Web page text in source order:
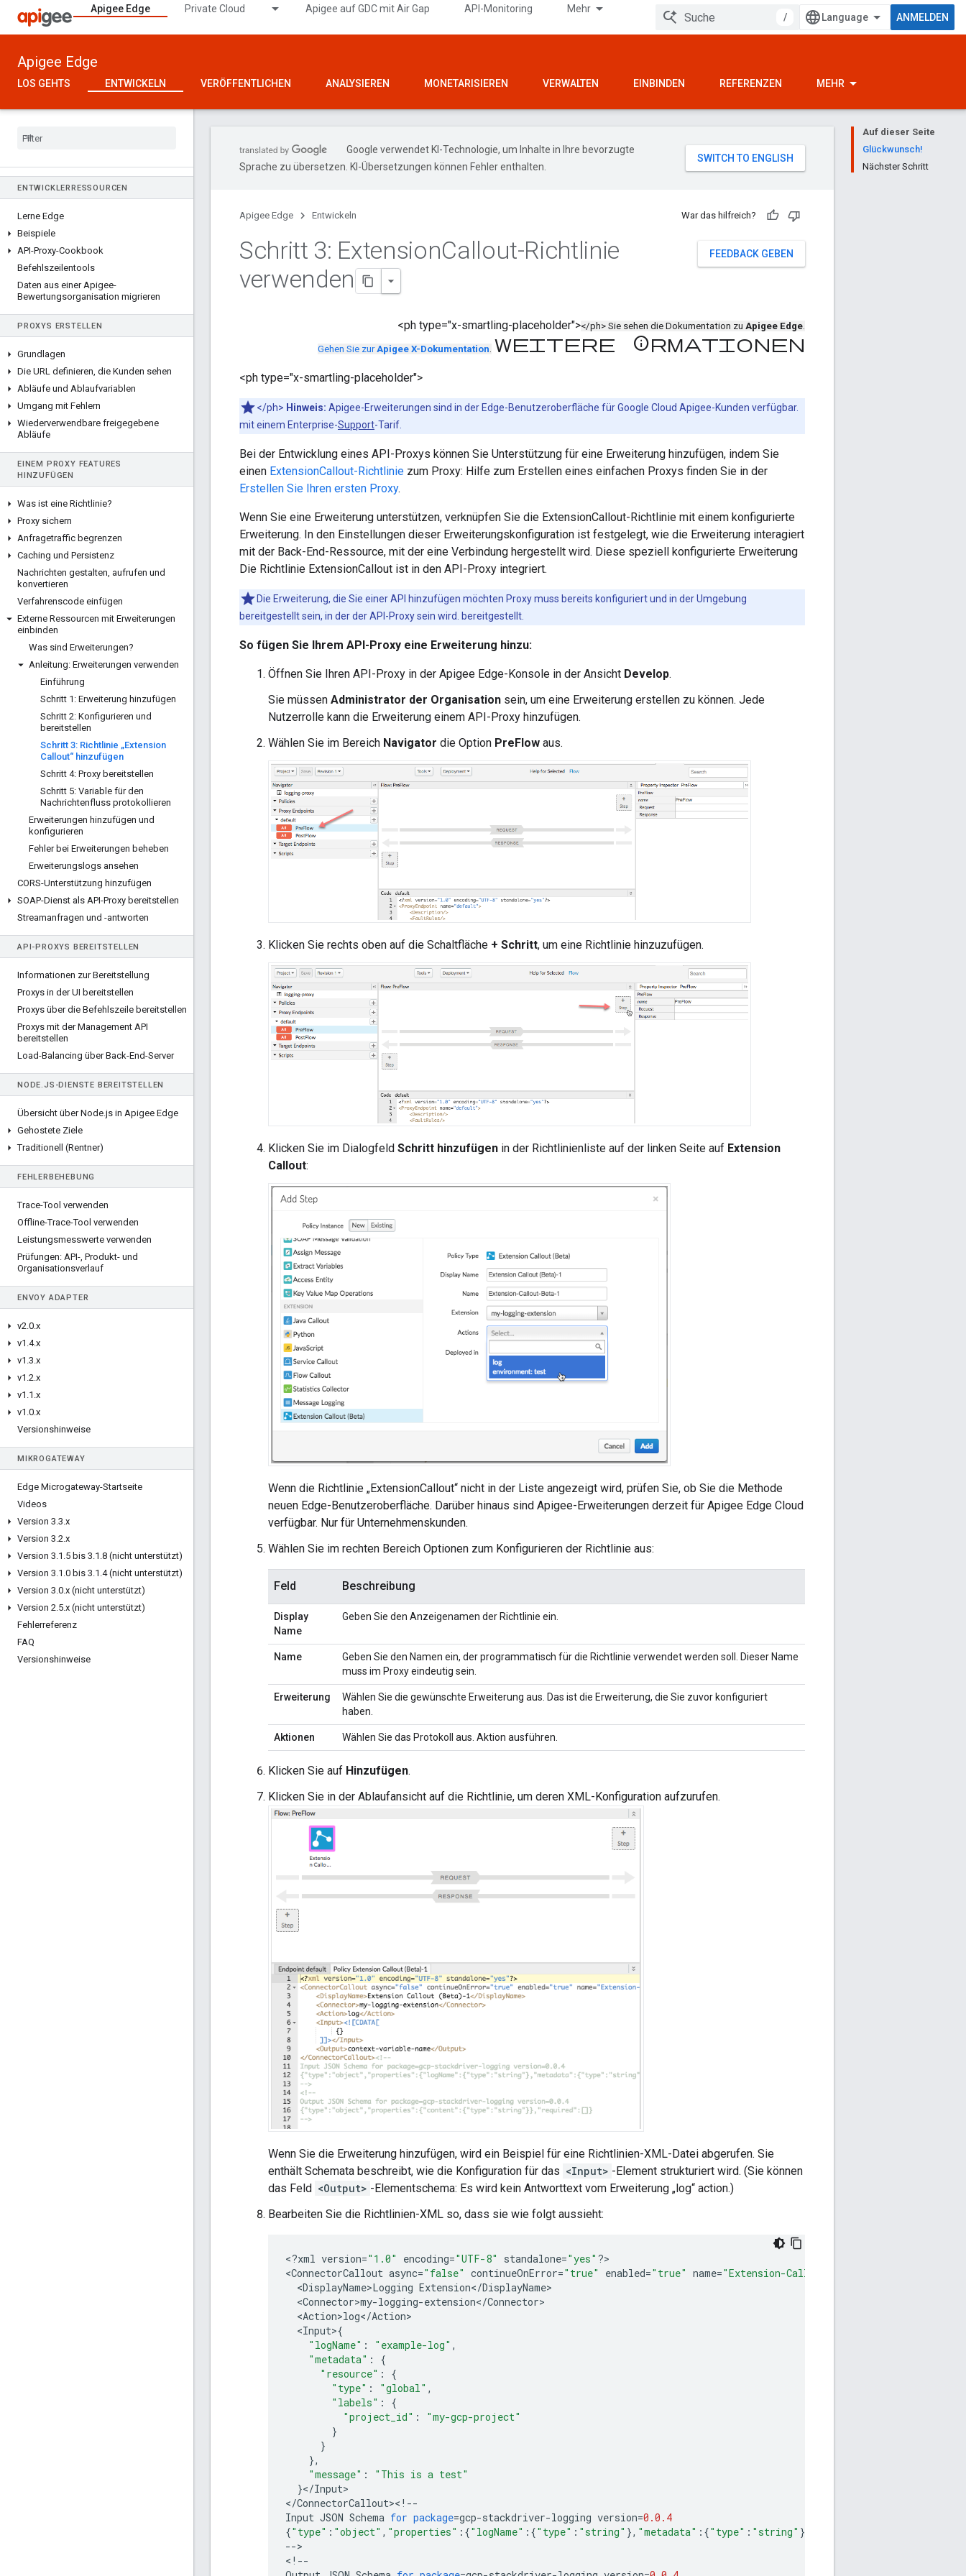
Apigee Edge Private Cloud Apigee auf GDC mit Air Gap API-Monitoring Mehr
/ ANMELDEN
Apigee Edge
LOS GEHTS ENTWICKELN VERÖFFENTLICHEN ANALYSIEREN MONETARISIEREN VERWALTEN EINBINDEN REFERENZEN MEHR
ENTWICKLERRESSOURCEN
Lerne Edge
Beispiele
API-Proxy-Cookbook
Befehlszeilentools
Daten aus einer Apigee-
Bewertungsorganisation migrieren
PROXYS ERSTELLEN
Grundlagen
Die URL definieren, die Kunden sehen
Abläufe und Ablaufvariablen
Umgang mit Fehlern
Wiederverwendbare freigegebene
Abläufe
EINEM PROXY FEATURES
HINZUFÜGEN
Was ist eine Richtlinie?
Proxy sichern
Anfragetraffic begrenzen
Caching und Persistenz
Nachrichten gestalten, aufrufen und
konvertieren
Verfahrenscode einfügen
Externe Ressourcen mit Erweiterungen
einbinden
Was sind Erweiterungen?
Anleitung: Erweiterungen verwenden
Einführung
Schritt 1: Erweiterung hinzufügen
Schritt 2: Konfigurieren und
bereitstellen
Schritt 3: Richtlinie „Extension
Callout“ hinzufügen
Schritt 4: Proxy bereitstellen
Schritt 5: Variable für den
Nachrichtenfluss protokollieren
Erweiterungen hinzufügen und
konfigurieren
Fehler bei Erweiterungen beheben
Erweiterungslogs ansehen
CORS-Unterstützung hinzufügen
SOAP-Dienst als API-Proxy bereitstellen
Streamanfragen und -antworten
API-PROXYS BEREITSTELLEN
Informationen zur Bereitstellung
Proxys in der UI bereitstellen
Proxys über die Befehlszeile bereitstellen
Proxys mit der Management API
bereitstellen
Load-Balancing über Back-End-Server
NODE. JS-DIENSTE BEREITSTELLEN
Übersicht über Node.js in Apigee Edge
Gehostete Ziele
Traditionell (Rentner)
FEHLERBEHEBUNG
Trace-Tool verwenden
Offline-Trace-Tool verwenden
Leistungsmesswerte verwenden
Prüfungen: API-, Produkt- und
Organisationsverlauf
ENVOY ADAPTER
v2.0.x
v1 .4.x
v1 .3.x
v1 .2.x
v1 .1 .x
v1 .0.x
Versionshinweise
MIKROGATEWAY
Edge Microgateway-Startseite
Videos
Version 3.3.x
Version 3.2.x
Version 3.1 .5 bis 3.1 .8 (nicht unterstützt)
Version 3.1 .0 bis 3.1 .4 (nicht unterstützt)
Version 3.0.x (nicht unterstützt)
Version 2.5.x (nicht unterstützt)
Fehlerreferenz
FAQ
Versionshinweise
Auf dieser Seite
Glückwunsch!
Nächster Schritt
Google verwendet KI-Technologie, um Inhalte in Ihre bevorzugte
Sprache zu übersetzen. KI-Übersetzungen können Fehler enthalten.
Apigee Edge Entwickeln War das hilfreich?
FEEDBACK GEBEN
Schritt 3: ExtensionCallout-Richtlinie
verwenden
<ph type="x-smartling-placeholder"></ph> Sie sehen die Dokumentation zu Apigee Edge.
Gehen Sie zurApigee X-Dokumentation. Weitere Informationen
<ph type="x-smartling-placeholder">
</ph> Hinweis: Apigee-Erweiterungen sind in der Edge-Benutzeroberfläche für Google Cloud Apigee-Kunden verfügbar.
mit einem Enterprise-Support-Tarif.
Bei der Entwicklung eines API-Proxys können Sie Unterstützung für eine Erweiterung hinzufügen, indem Sie
einen ExtensionCallout-Richtlinie zum Proxy: Hilfe zum Erstellen eines einfachen Proxys finden Sie in der
Erstellen Sie Ihren ersten Proxy.
Wenn Sie eine Erweiterung unterstützen, verknüpfen Sie die ExtensionCallout-Richtlinie mit einem konfigurierte
Erweiterung. In den Einstellungen dieser Erweiterungskonfiguration ist festgelegt, wie die Erweiterung interagiert
mit der Back-End-Ressource, mit der eine Verbindung hergestellt wird. Diese speziell konfigurierte Erweiterung
Die Richtlinie ExtensionCallout ist in den API-Proxy integriert.
Die Erweiterung, die Sie einer API hinzufügen möchten Proxy muss bereits konfiguriert und in der Umgebung
bereitgestellt sein, in der der API-Proxy sein wird. bereitgestellt.
So fügen Sie Ihrem API-Proxy eine Erweiterung hinzu:
Öffnen Sie Ihren API-Proxy in der Apigee Edge-Konsole in der Ansicht Develop.
Sie müssen Administrator der Organisation sein, um eine Erweiterung erstellen zu können. Jede
Nutzerrolle kann die Erweiterung einem API-Proxy hinzufügen.
Wählen Sie im Bereich Navigator die Option PreFlow aus.
Klicken Sie rechts oben auf die Schaltfläche + Schritt, um eine Richtlinie hinzuzufügen.
Klicken Sie im Dialogfeld Schritt hinzufügen in der Richtlinienliste auf der linken Seite auf Extension
Callout:
Wenn die Richtlinie „ExtensionCallout“ nicht in der Liste angezeigt wird, prüfen Sie, ob Sie die Methode
neuen Edge-Benutzeroberfläche. Darüber hinaus sind Apigee-Erweiterungen derzeit für Apigee Edge Cloud
verfügbar. Nur für Unternehmenskunden.
Wählen Sie im rechten Bereich Optionen zum Konfigurieren der Richtlinie aus:
Feld Beschreibung
Display
Name
Geben Sie den Anzeigenamen der Richtlinie ein.
Name
Geben Sie den Namen ein, der programmatisch für die Richtlinie verwendet werden soll. Dieser Name
muss im Proxy eindeutig sein.
Erweiterung
Wählen Sie die gewünschte Erweiterung aus. Das ist die Erweiterung, die Sie zuvor konfiguriert
haben.
Aktionen Wählen Sie das Protokoll aus. Aktion ausführen.
Klicken Sie auf Hinzufügen.
Klicken Sie in der Ablaufansicht auf die Richtlinie, um deren XML-Konfiguration aufzurufen.
Wenn Sie die Erweiterung hinzufügen, wird ein Beispiel für eine Richtlinien-XML-Datei abgerufen. Sie
enthält Schemata beschreibt, wie die Konfiguration für das <Input> -Element strukturiert wird. (Sie können
das Feld <Output> -Elementschema: Es wird kein Antworttext vom Erweiterung „log“ action.)
Bearbeiten Sie die Richtlinien-XML so, dass sie wie folgt aussieht:
<?xml version="1.0" encoding="UTF-8" standalone="yes" ?>
<ConnectorCallout async="false" continueOnError="true" enabled="true" name="Extension-Callout-Beta-1"
<DisplayName>Logging Extension</DisplayName
<Connector>my-logging-extension</Connector
<Action>log</Action
<Input>{
"logName" : "example-log" ,
"metadata" :
{
"resource" :
{
"type" : "global" ,
"labels" :
{
"project_id" :
"my-gcp-project"
}
}
},
"message" :
"This is a test"
}</Input>
</ConnectorCallout>< ! --
Input JSON Schema for package=gcp-stackdriver-logging version=0.0.4
{"type" : "object" , "properties" :{"logName" :{"type" : "string" }, "metadata" :{"type" : "string" },
-->
< ! --